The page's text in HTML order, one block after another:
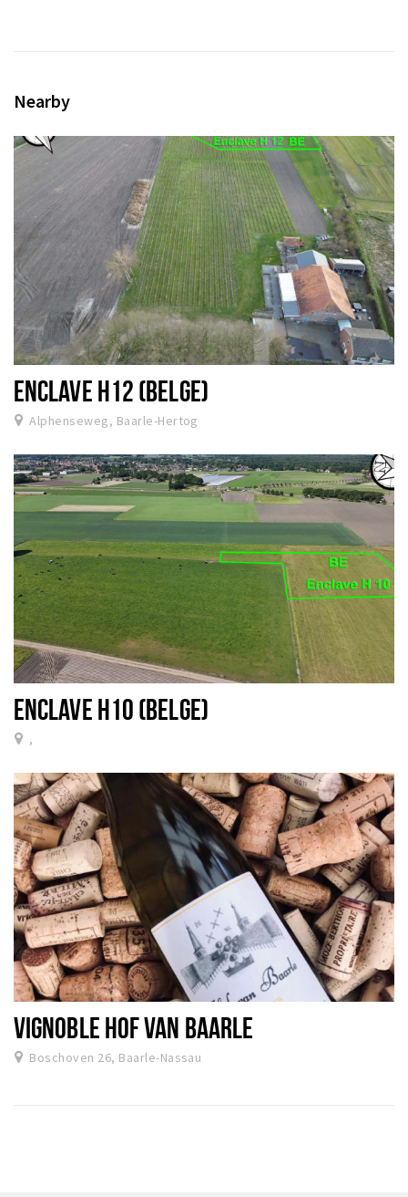
Nearby
ENCLAVE H12 (BELGE)
Alphenseweg, Baarle-Hertog
ENCLAVE H10 (BELGE)
,
VIGNOBLE HOF VAN BAARLE
Boschoven 26, Baarle-Nassau